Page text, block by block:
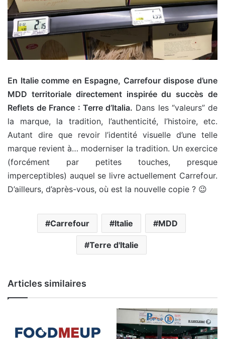
En Italie comme en Espagne, Carrefour dispose d’une
MDD territoriale directement inspirée du succès de
Reflets de France : Terre d’Italia. Dans les “valeurs” de
la marque, la tradition, l’authenticité, l’histoire, etc.
Autant dire que revoir l’identité visuelle d’une telle
marque revient à… moderniser la tradition. Un exercice
(forcément par petites touches, presque
imperceptibles) auquel se livre actuellement Carrefour.
D’ailleurs, d’après-vous, où est la nouvelle copie ? 😉
Carrefour Italie MDD
Terre d'Italie
Articles similaires